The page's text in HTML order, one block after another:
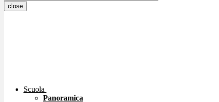
close
Scuola
Panoramica